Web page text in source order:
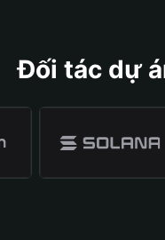
Đối tác dự